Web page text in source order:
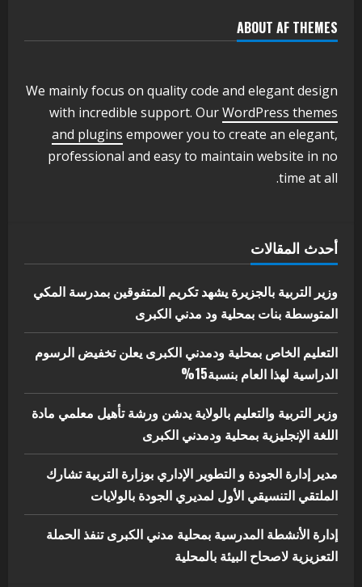
3
وزير التربية والتعليم بالولاية يدشن ورشة
أغسطس 3, 2026
اخر الاخبار الاخبار
مدير إدارة الجودة و التطوير الإداري
بوزارة التربية تشارك الملتقي التنسيقي
5
البيئة بالمحلية
يوليو 29, 2026
ABOUT AF THEMES
We mainly focus on quality code and elegant design
with incredible support. OurWordPress themes
and plugins empower you to create an elegant,
professional and easy to maintain website in no
time at all.
أحدث المقالات
وزير التربية بالجزيرة يشهد تكريم المتفوقين بمدرسة المكي
المتوسطة بنات بمحلية ود مدني الكبرى
التعليم الخاص بمحلية ودمدني الكبرى يعلن تخفيض الرسوم
الدراسية لهذا العام بنسبة15%
وزير التربية والتعليم بالولاية يدشن ورشة تأهيل معلمي مادة
اللغة الإنجليزية بمحلية ودمدني الكبرى
مدير إدارة الجودة و التطوير الإداري بوزارة التربية تشارك
الملتقي التنسيقي الأول لمديري الجودة بالولايات
إدارة الأنشطة المدرسية بمحلية مدني الكبرى تنفذ الحملة
التعزيزية لاصحاح البيئة بالمحلية